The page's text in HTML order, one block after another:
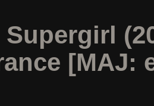
Supergirl
[MAJ: